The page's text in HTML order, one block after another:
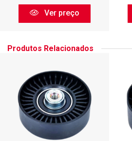
Ver preço
Produtos Relacionados